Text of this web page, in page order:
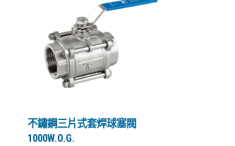
不鏽鋼三片式套焊球塞閥
1000W.O.G.